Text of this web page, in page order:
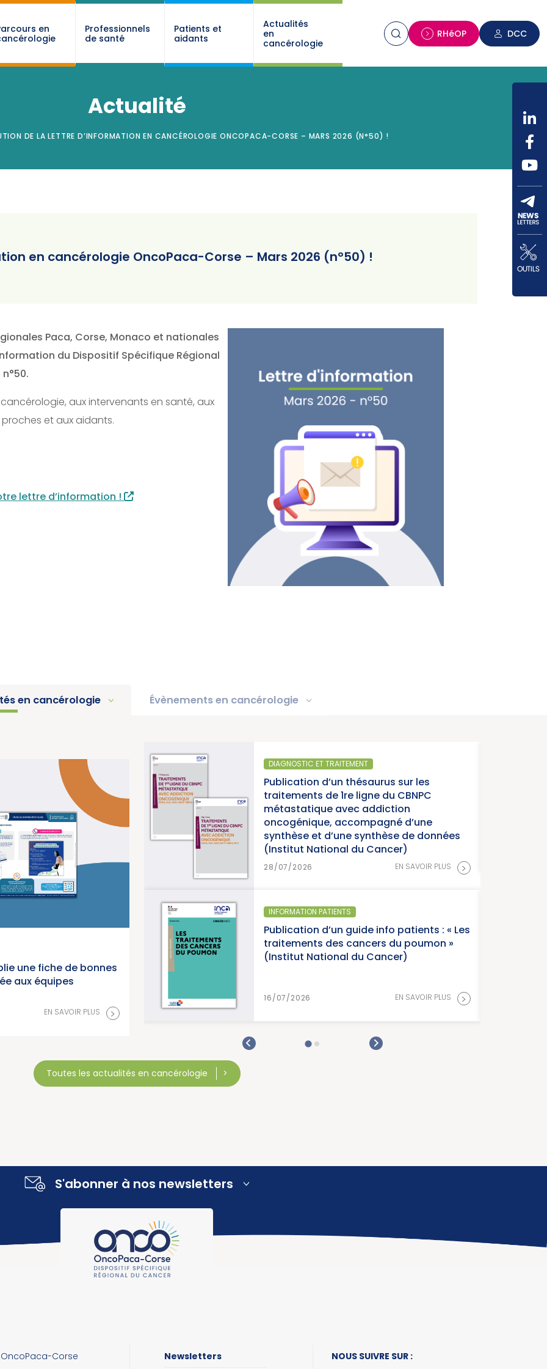
en
Professionnels
de santé
Patients et
aidants
Actualités
en
cancérologie
RHéOP DCC
Actualité
DE LA LETTRE D’INFORMATION EN CANCÉROLOGIE ONCOPACA-CORSE – MARS 2026 (N°50) !
en cancérologie OncoPaca-Corse – Mars 2026 (n°50) !
Paca, Corse, Monaco et nationales
du Dispositif Spécifique Régional
aux intervenants en santé, aux
et aux aidants.
lettre d’information !
en cancérologie Évènements en cancérologie
une fiche de bonnes
aux équipes
EN SAVOIR PLUS >
>
DIAGNOSTIC ET TRAITEMENT
Publication d’un thésaurus sur les
traitements de 1re ligne du CBNPC
métastatique avec addiction
oncogénique, accompagné d’une
synthèse et d’une synthèse de données
(Institut National du Cancer)
EN SAVOIR PLUS
INFORMATION PATIENTS
Publication d’un guide info patients : « Les
traitements des cancers du poumon »
(Institut National du Cancer)
16/07/2026 EN SAVOIR PLUS
Toutes les actualités en cancérologie
S'abonner à nos newsletters
OncoPaca-Corse Newsletters NOUS SUIVRE SUR :